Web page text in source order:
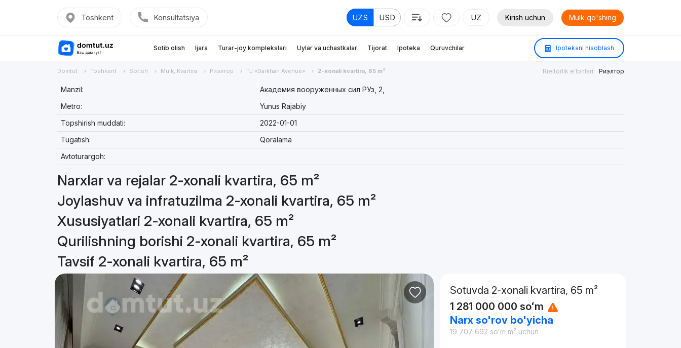
Toshkent Konsultatsiya UZS USD UZ Kirish uchun Mulk qo'shing
Sotib olish Ijara Turar-joy komplekslari Uylar va uchastkalar Tijorat Ipoteka Quruvchilar Ipotekani hisoblash
Domtut Toshkent Sotish Mulk, Kvartira Риэлтор TJ «Darkhan Avenue» 2-xonali kvartira, 65 m² Rieltorlik e'lonlari: Риэлтор
Manzil:
Академия вооруженных сил РУз, 2,
Metro:
Yunus Rajabiy
Topshirish muddati:
2022-01-01
Tugatish:
Qoralama
Avtoturargoh:
Narxlar va rejalar 2-xonali kvartira, 65 m²
Joylashuv va infratuzilma 2-xonali kvartira, 65 m²
Xususiyatlari 2-xonali kvartira, 65 m²
Qurilishning borishi 2-xonali kvartira, 65 m²
Tavsif 2-xonali kvartira, 65 m²
Sotuvda 2-xonali kvartira, 65 m²
1 281 000 000 soʻm
Narx so'rov bo'yicha
19 707 692 soʻm m² uchun